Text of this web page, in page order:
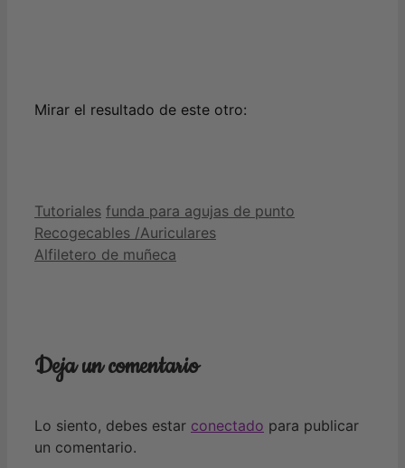
Mirar el resultado de este otro:
Categorías
Tutoriales Etiquetas
funda para agujas de punto
Recogecables /Auriculares
Alfiletero de muñeca
Deja un comentario
Lo siento, debes estar conectado para publicar
un comentario.